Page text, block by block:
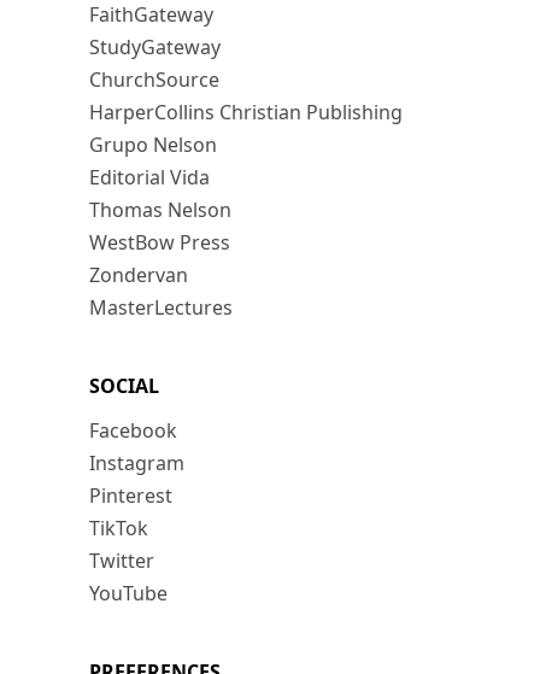
FaithGateway
StudyGateway
ChurchSource
HarperCollins Christian Publishing
Grupo Nelson
Editorial Vida
Thomas Nelson
WestBow Press
Zondervan
MasterLectures
SOCIAL
Facebook
Instagram
Pinterest
TikTok
Twitter
YouTube